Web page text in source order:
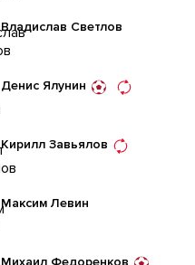
Владислав Светлов
Денис Ялунин
Кирилл Завьялов
Максим Левин
Михаил Федоренков